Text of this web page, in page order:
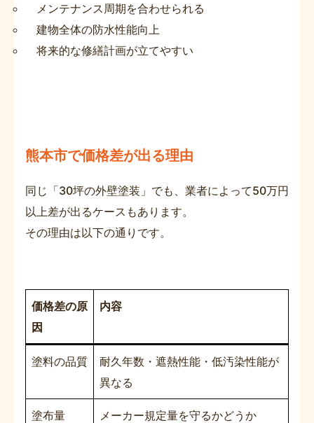
メンテナンス周期を合わせられる
建物全体の防水性能向上
将来的な修繕計画が立てやすい
熊本市で価格差が出る理由
同じ「30坪の外壁塗装」でも、業者によって50万円
以上差が出るケースもあります。
その理由は以下の通りです。
価格差の原
因
内容
塗料の品質
耐久年数・遮熱性能・低汚染性能が
異なる
塗布量 メーカー規定量を守るかどうか